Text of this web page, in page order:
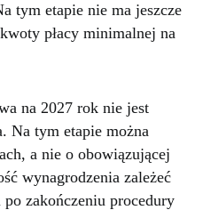
tym etapie nie ma jeszcze
płacy minimalnej na
na 2027 rok nie jest
Na tym etapie można
a nie o obowiązującej
wynagrodzenia zależeć
zakończeniu procedury